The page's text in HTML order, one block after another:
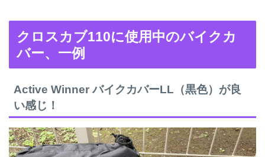
クロスカブ110に使用中のバイクカ
バー、一例
Active Winner バイクカバーLL（黒色）が良
い感じ！